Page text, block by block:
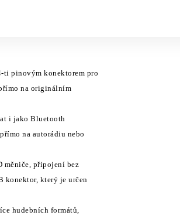
ti pinovým konektorem pro
ímo na originálním
i jako Bluetooth
ímo na autorádiu nebo
měniče, připojení bez
konektor, který je určen
íce hudebních formátů,